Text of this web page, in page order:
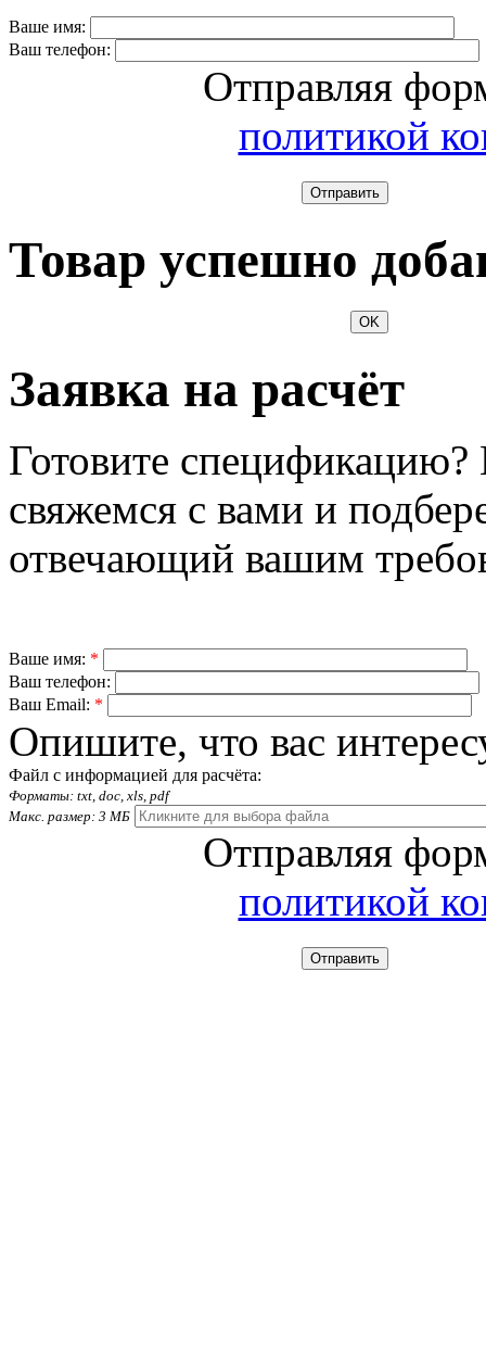
Ваше имя:
Ваш телефон:
Отправляя
политикой
Отправить
Товар успешно
OK
Заявка на расчёт
Готовите
свяжемся с вами и
отвечающий вашим
Ваше имя: *
Ваш телефон:
Ваш Email: *
Опишите, что вас
Файл с информацией для расчёта:
Форматы: txt, doc, xls, pdf
Макс. размер: 3 МБ
Отправляя
политикой
Отправить